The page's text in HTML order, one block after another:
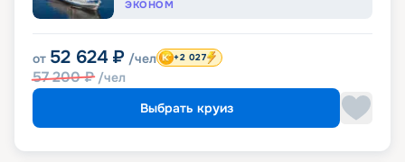
ЭКОНОМ
от 52 624 ₽ /чел
57 200₽ /чел
+2 027
Выбрать круиз